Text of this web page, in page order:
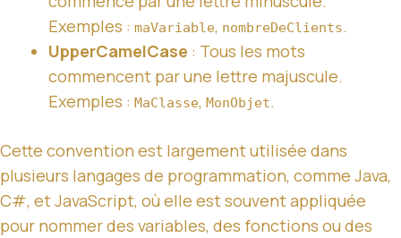
Exemples : maVariable, nombreDeClients.
UpperCamelCase : Tous les mots
commencent par une lettre majuscule.
Exemples : MaClasse, MonObjet.
Cette convention est largement utilisée dans
plusieurs langages de programmation, comme Java,
C#, et JavaScript, où elle est souvent appliquée
pour nommer des variables, des fonctions ou des